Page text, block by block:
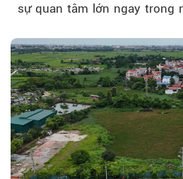
sự quan tâm lớn ngay trong